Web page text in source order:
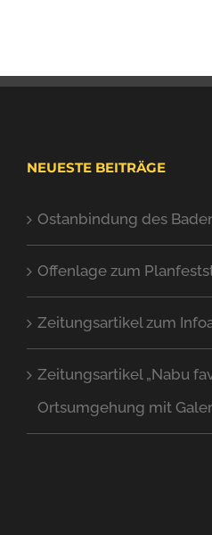
NEUESTE BEITRÄGE
Ostanbindung des
Offenlage zum
Zeitungsartikel zum
Zeitungsartikel „Nabu
Ortsumgehung mit